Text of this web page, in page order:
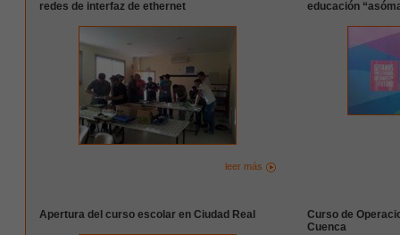
redes de interfaz de ethernet
leer más
educación
Apertura del curso escolar en Ciudad Real
Curso de
Cuenca